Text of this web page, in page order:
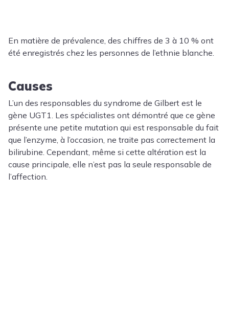
En matière de prévalence, des chiffres de 3 à 10 % ont
été enregistrés chez les personnes de l’ethnie blanche.
Causes
L’un des responsables du syndrome de Gilbert est le
gène UGT1. Les spécialistes ont démontré que ce gène
présente une petite mutation qui est responsable du fait
que l’enzyme, à l’occasion, ne traite pas correctement la
bilirubine. Cependant, même si cette altération est la
cause principale, elle n’est pas la seule responsable de
l’affection.